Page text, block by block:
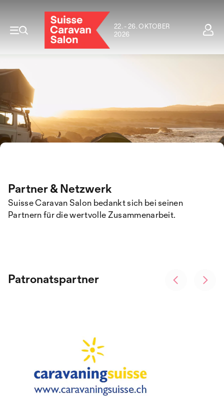
22. - 26. OKTOBER
2026
Partner & Netzwerk
Suisse Caravan Salon bedankt sich bei seinen
Partnern für die wertvolle Zusammenarbeit.
Patronatspartner